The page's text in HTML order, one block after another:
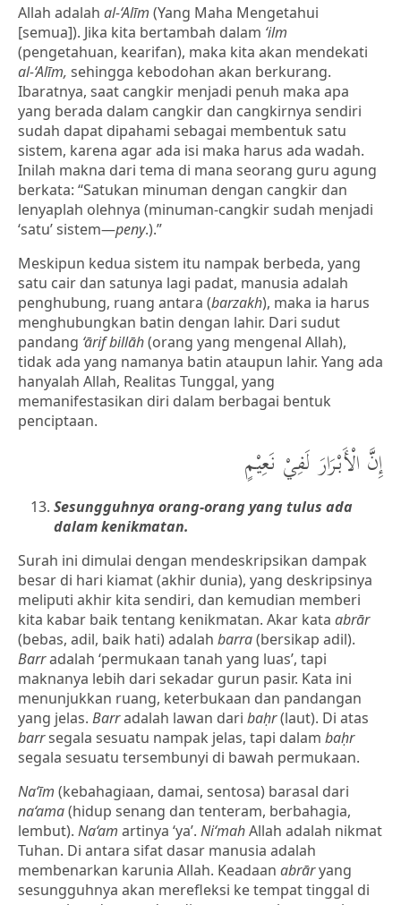
Allah adalah al-‘Alīm (Yang Maha Mengetahui
[semua]). Jika kita bertambah dalam ‘ilm
(pengetahuan, kearifan), maka kita akan mendekati
al-‘Alīm, sehingga kebodohan akan berkurang.
Ibaratnya, saat cangkir menjadi penuh maka apa
yang berada dalam cangkir dan cangkirnya sendiri
sudah dapat dipahami sebagai membentuk satu
sistem, karena agar ada isi maka harus ada wadah.
Inilah makna dari tema di mana seorang guru agung
berkata: “Satukan minuman dengan cangkir dan
lenyaplah olehnya (minuman-cangkir sudah menjadi
‘satu’ sistem—peny.).”
Meskipun kedua sistem itu nampak berbeda, yang
satu cair dan satunya lagi padat, manusia adalah
penghubung, ruang antara (barzakh), maka ia harus
menghubungkan batin dengan lahir. Dari sudut
pandang ‘ārif billāh(orang yang mengenal Allah),
tidak ada yang namanya batin ataupun lahir. Yang ada
hanyalah Allah, Realitas Tunggal, yang
memanifestasikan diri dalam berbagai bentuk
penciptaan.
إِنَّ الْأَبْرَارَ لَفِيْ نَعِيْمٍ
Sesungguhnya orang-orang yang tulus ada
dalam kenikmatan.
Surah ini dimulai dengan mendeskripsikan dampak
besar di hari kiamat (akhir dunia), yang deskripsinya
meliputi akhir kita sendiri, dan kemudian memberi
kita kabar baik tentang kenikmatan. Akar kata abrār
(bebas, adil, baik hati) adalah barra(bersikap adil).
Barradalah ‘permukaan tanah yang luas’, tapi
maknanya lebih dari sekadar gurun pasir. Kata ini
menunjukkan ruang, keterbukaan dan pandangan
yang jelas. Barradalah lawan dari baḥr(laut). Di atas
barrsegala sesuatu nampak jelas, tapi dalam baḥr
segala sesuatu tersembunyi di bawah permukaan.
Na‘īm (kebahagiaan, damai, sentosa) barasal dari
na‘ama(hidup senang dan tenteram, berbahagia,
lembut). Na‘am artinya ‘ya’. Ni‘mahAllah adalah nikmat
Tuhan. Di antara sifat dasar manusia adalah
membenarkan karunia Allah. Keadaan abrāryang
sesungguhnya akan merefleksi ke tempat tinggal di